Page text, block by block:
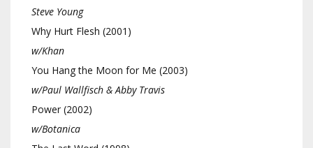
Steve Young
Why Hurt Flesh (2001)
w/Khan
You Hang the Moon for Me (2003)
w/Paul Wallfisch & Abby Travis
Power (2002)
w/Botanica